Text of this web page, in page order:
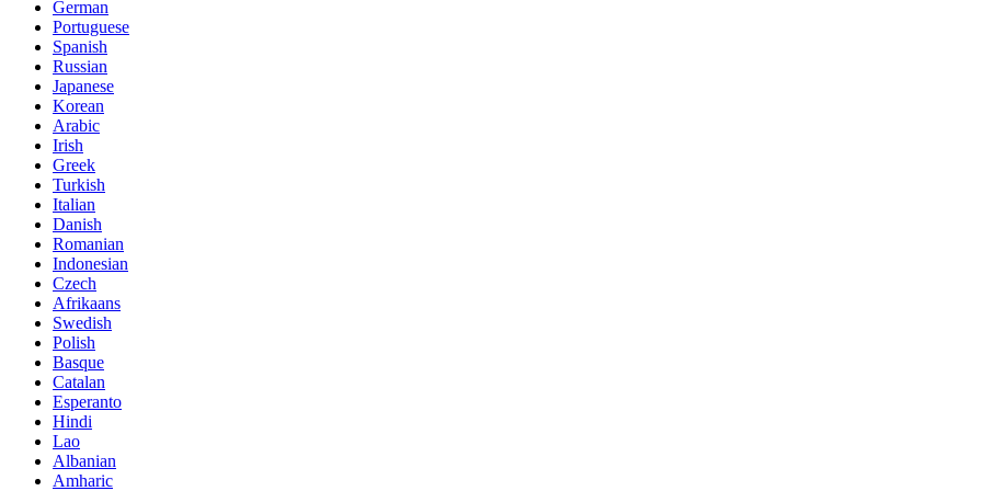
German
Portuguese
Spanish
Russian
Japanese
Korean
Arabic
Irish
Greek
Turkish
Italian
Danish
Romanian
Indonesian
Czech
Afrikaans
Swedish
Polish
Basque
Catalan
Esperanto
Hindi
Lao
Albanian
Amharic